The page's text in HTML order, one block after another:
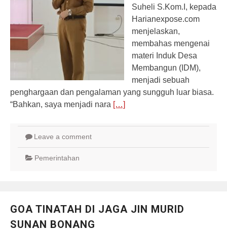
Suheli S.Kom.I, kepada
Harianexpose.com
menjelaskan,
membahas mengenai
materi Induk Desa
Membangun (IDM),
menjadi sebuah
penghargaan dan pengalaman yang sungguh luar biasa.
“Bahkan, saya menjadi nara […]
Leave a comment
Pemerintahan
GOA TINATAH DI JAGA JIN MURID
SUNAN BONANG